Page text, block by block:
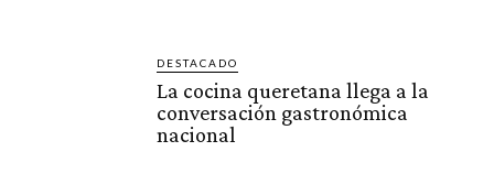
DESTACADO
La cocina queretana llega a la
conversación gastronómica
nacional